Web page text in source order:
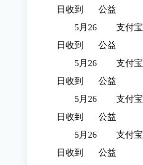
日收到
公益
5月26
日收到
支付宝
公益
5月26
日收到
支付宝
公益
5月26
日收到
支付宝
公益
5月26
日收到
支付宝
公益